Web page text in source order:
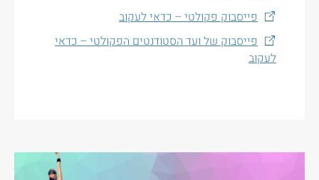
פייסבוק פקולטי – כדאי לעקוב
פייסבוק של ועד הסטודנטים הפקולטי – כדאי
לעקוב